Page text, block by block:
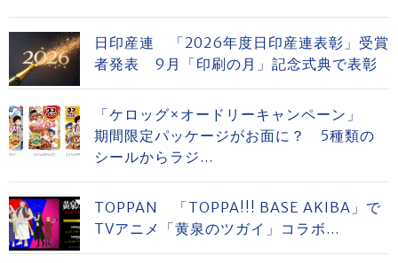
日印産連 「2026年度日印産連表彰」受賞
者発表 9月「印刷の月」記念式典で表彰
「ケロッグ×オードリーキャンペーン」
期間限定パッケージがお面に？ 5種類の
シールからラジ...
TOPPAN 「TOPPA!!! BASE AKIBA」で
TVアニメ「黄泉のツガイ」コラボ...